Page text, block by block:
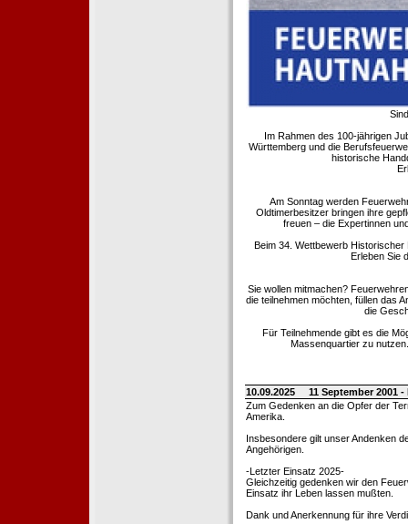
Im Rahmen des 100-jährigen
Württemberg und die
historische
Am Sonntag werden
Oldtimerbesitzer bringen ihre
freuen – die Expertinnen
Beim 34. Wettbewerb
Erleben Sie
Sie wollen mitmachen?
die teilnehmen möchten, füllen das
die
Für Teilnehmende gibt es die
Massenquartier zu
10.09.2025
11 September 2001
Zum Gedenken an die Opfer der
Amerika.
Insbesondere gilt unser Andenken
Angehörigen.
-Letzter Einsatz 2025-
Gleichzeitig gedenken wir den
Einsatz ihr Leben lassen mußten.
Dank und Anerkennung für ihre